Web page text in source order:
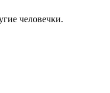
человечки.